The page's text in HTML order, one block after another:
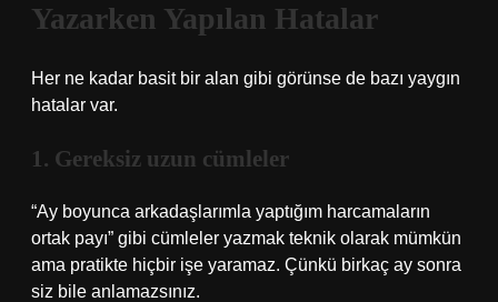
Yazarken Yapılan Hatalar
Her ne kadar basit bir alan gibi görünse de bazı yaygın
hatalar var.
1. Gereksiz uzun cümleler
“Ay boyunca arkadaşlarımla yaptığım harcamaların
ortak payı” gibi cümleler yazmak teknik olarak mümkün
ama pratikte hiçbir işe yaramaz. Çünkü birkaç ay sonra
siz bile anlamazsınız.